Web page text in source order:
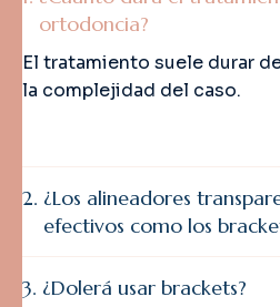
ortodoncia?
El tratamiento suele durar
la complejidad del caso.
¿Los alineadores
efectivos como los
¿Dolerá usar brackets?